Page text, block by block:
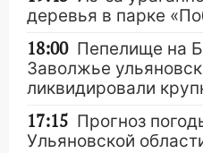
деревья в парке
18:00 Пепелище на
Заволжье
ликвидировали
17:15 Прогноз
Ульяновской